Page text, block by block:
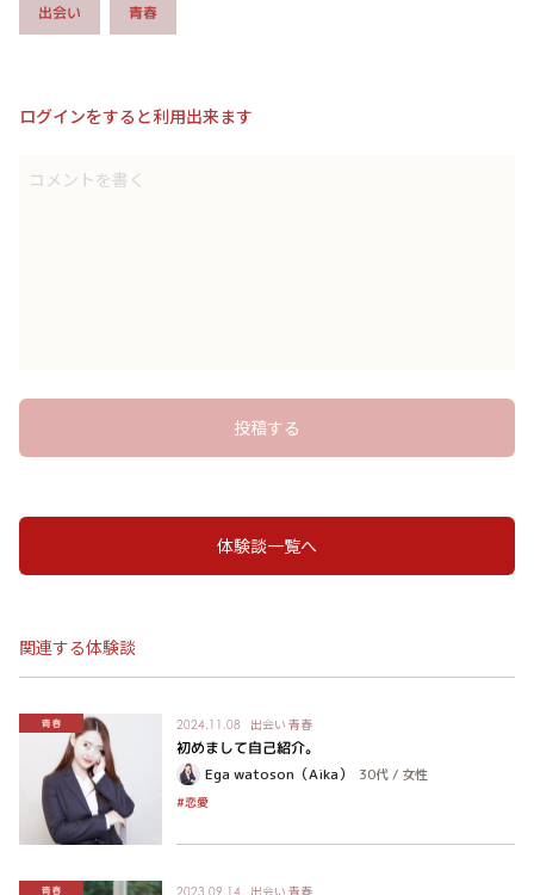
出会い 青春
ログインをすると利用出来ます
コメントを書く
投稿する
体験談一覧へ
関連する体験談
青春 2024.11.08 出会い 青春
初めまして自己紹介。
Ega watoson（Aika） 30代/ 女性
#恋愛
青春 2023.09.14 出会い 青春